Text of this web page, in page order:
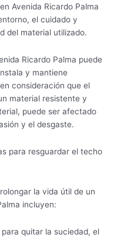
Avenida Ricardo Palma
el cuidado y
del material utilizado.
Ricardo Palma puede
y mantiene
consideración que el
material resistente y
puede ser afectado
y el desgaste.
para resguardar el techo
la vida útil de un
incluyen:
quitar la suciedad, el